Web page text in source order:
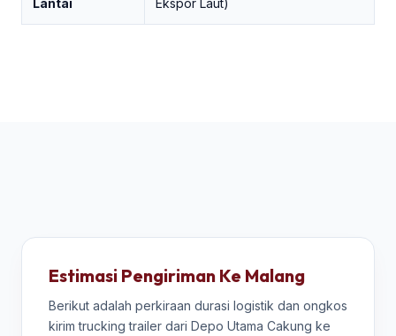
Lantai
Ekspor Laut)
Estimasi Pengiriman Ke Malang
Berikut adalah perkiraan durasi logistik dan ongkos
kirim trucking trailer dari Depo Utama Cakung ke